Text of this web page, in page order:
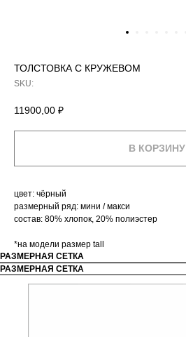
ТОЛСТОВКА С КРУЖЕВОМ
SKU:
11900,00 ₽
В КОРЗИНУ
цвет: чёрный
размерный ряд: мини / макси
состав: 80% хлопок, 20% полиэстер
*на модели размер tall
РАЗМЕРНАЯ СЕТКА
РАЗМЕРНАЯ СЕТКА